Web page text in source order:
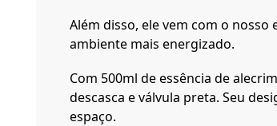
Além disso, ele vem com o
ambiente mais energizado.
Com 500ml de essência de
descasca e válvula preta. Seu
espaço.